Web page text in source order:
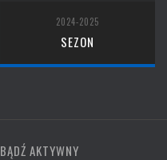
2024-2025
SEZON
BĄDŹ AKTYWNY